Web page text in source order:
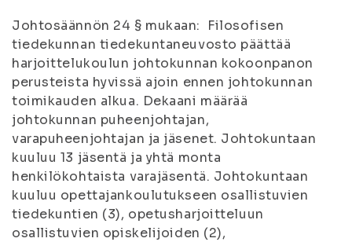
Johtosäännön 24 § mukaan: Filosofisen
tiedekunnan tiedekuntaneuvosto päättää
harjoittelukoulun johtokunnan kokoonpanon
perusteista hyvissä ajoin ennen johtokunnan
toimikauden alkua. Dekaani määrää
johtokunnan puheenjohtajan,
varapuheenjohtajan ja jäsenet. Johtokuntaan
kuuluu 13 jäsentä ja yhtä monta
henkilökohtaista varajäsentä. Johtokuntaan
kuuluu opettajankoulutukseen osallistuvien
tiedekuntien (3), opetusharjoitteluun
osallistuvien opiskelijoiden (2),